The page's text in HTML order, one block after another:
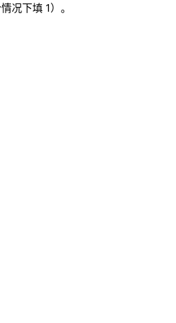
况下填 1）。